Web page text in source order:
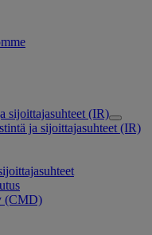
sijoittajasuhteet (IR)
ja sijoittajasuhteet (IR)
(CMD)